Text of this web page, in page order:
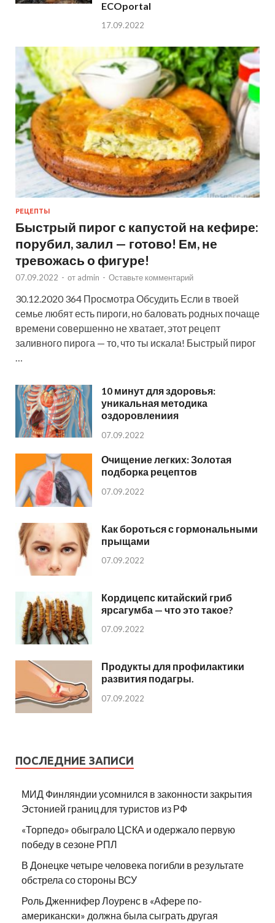
ECOportal
17.09.2022
РЕЦЕПТЫ
Быстрый пирог с капустой на кефире:
порубил, залил — готово! Ем, не
тревожась о фигуре!
07.09.2022 - от admin - Оставьте комментарий
30.12.2020 364 Просмотра Обсудить Если в твоей
семье любят есть пироги, но баловать родных почаще
времени совершенно не хватает, этот рецепт
заливного пирога — то, что ты искала! Быстрый пирог
…
10 минут для здоровья:
уникальная методика
оздоровлениия
07.09.2022
Очищение легких: Золотая
подборка рецептов
07.09.2022
Как бороться с гормональными
прыщами
07.09.2022
Кордицепс китайский гриб
ярсагумба — что это такое?
07.09.2022
Продукты для профилактики
развития подагры.
07.09.2022
ПОСЛЕДНИЕ ЗАПИСИ
МИД Финляндии усомнился в законности закрытия
Эстонией границ для туристов из РФ
«Торпедо» обыграло ЦСКА и одержало первую
победу в сезоне РПЛ
В Донецке четыре человека погибли в результате
обстрела со стороны ВСУ
Роль Дженнифер Лоуренс в «Афере по-
американски» должна была сыграть другая